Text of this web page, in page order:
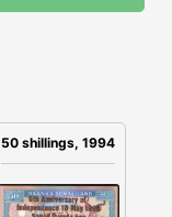
50 shillings, 1994